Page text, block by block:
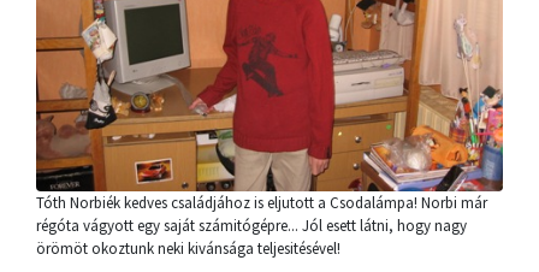
Tóth Norbiék kedves családjához is eljutott a Csodalámpa! Norbi már
régóta vágyott egy saját számitógépre... Jól esett látni, hogy nagy
örömöt okoztunk neki kivánsága teljesitésével!